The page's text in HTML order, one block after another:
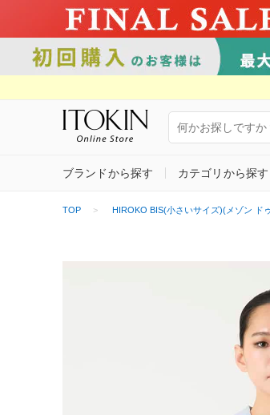
ブランドから探す カテゴリから探す
TOP HIROKO BIS(小さいサイズ)(メゾン ド